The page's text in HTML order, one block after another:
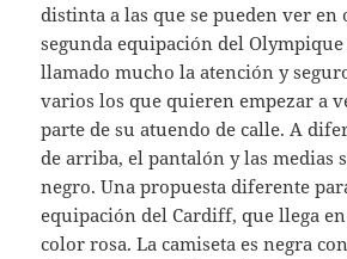
distinta a las que se pueden ver en
segunda equipación del
llamado mucho la atención y
varios los que quieren empezar a
parte de su atuendo de calle. A
de arriba, el pantalón y las medias
negro. Una propuesta diferente
equipación del Cardiff, que llega
color rosa. La camiseta es negra